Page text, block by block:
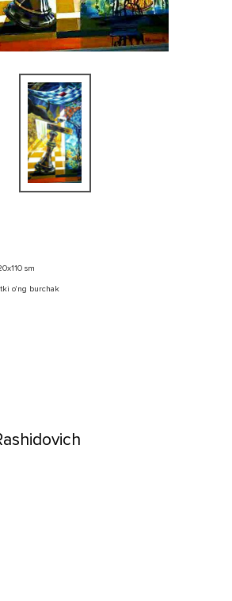
sm
o'ng burchak